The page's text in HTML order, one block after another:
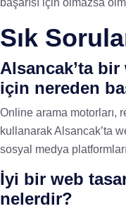
başarısı için olmazsa
Sık
Alsancak’ta bir
için nereden
Online arama motorları,
kullanarak Alsancak’ta
sosyal medya
İyi bir web
nelerdir?